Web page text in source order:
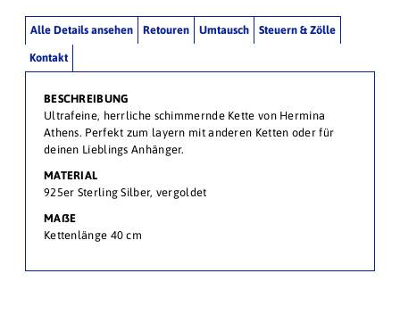
Alle Details ansehen Retouren Umtausch Steuern & Zölle
Kontakt
BESCHREIBUNG
Ultrafeine, herrliche schimmernde Kette von Hermina
Athens. Perfekt zum layern mit anderen Ketten oder für
deinen Lieblings Anhänger.
MATERIAL
925er Sterling Silber, vergoldet
MAßE
Kettenlänge 40 cm